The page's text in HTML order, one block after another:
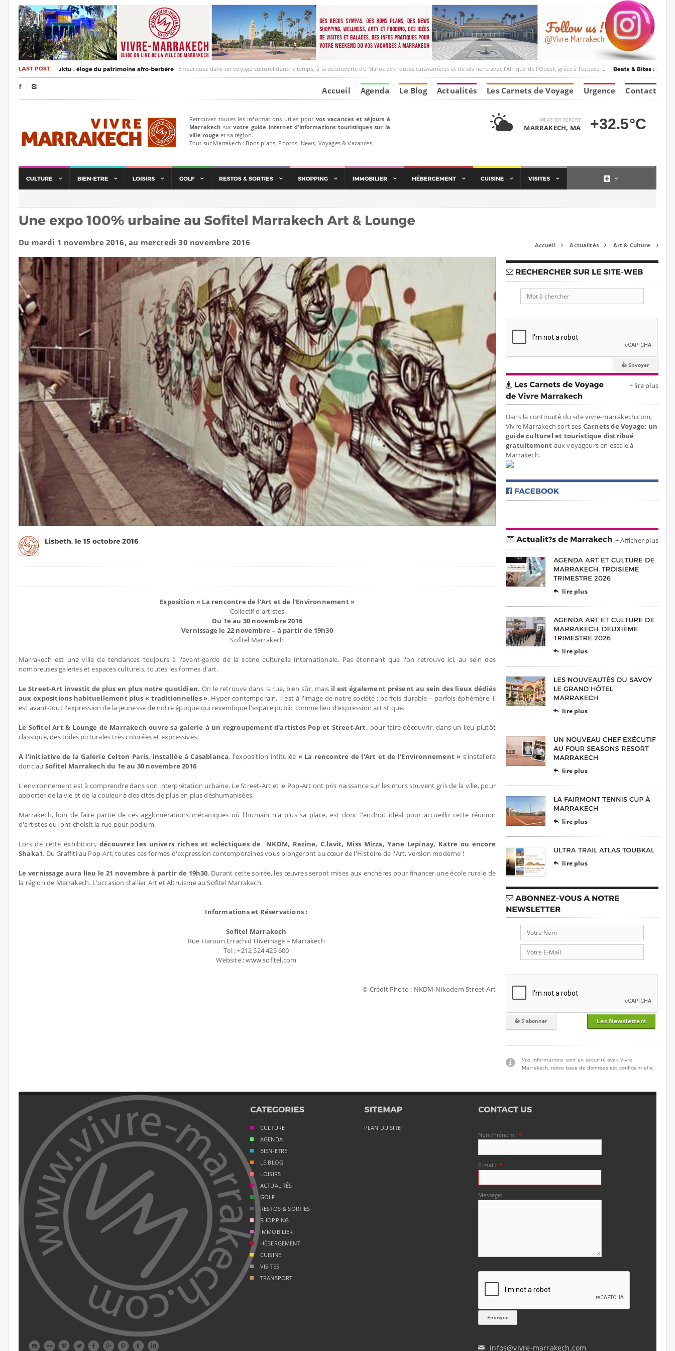
Embarquez dans un voyage culturel dans le temps, à la découverte du Maroc des routes caravanières et de ses liens avec l’Afrique de l’Ouest, grâce à l’espace Marrakesh-Tumbuktu.
  Accueil Agenda Le Blog Actualités Les Carnets de Voyage Urgence Contact
Retrouvez toutes les informations utiles pour vos vacances et séjours à
Marrakech survotre guide internet d’informations touristiques sur la
ville rouge et sa région.
Tout sur Marrakech : Bons plans, Photos, News, Voyages & Vacances
WEATHER REPORT
MARRAKECH, MA +32.5°C
Du mardi 1 novembre 2016, au mercredi 30 novembre 2016
Exposition « La rencontre de l'Art et de l'Environnement »
Collectif d'artistes
Du 1e au 30 novembre 2016
Vernissage le 22 novembre – à partir de 19h30
Sofitel Marrakech
Marrakech est une ville de tendances toujours à l'avant-garde de la scène culturelle internationale. Pas étonnant que l'on retrouve ici, au sein des
nombreuses galeries et espaces culturels, toutes les formes d'art.
Le Street-Art investit de plus en plus notre quotidien. On le retrouve dans la rue, bien sûr, mais il est également présent au sein des lieux dédiés
aux expositions habituellement plus « traditionnelles ». Hyper contemporain, il est à l'image de notre société : parfois durable – parfois éphémère, il
est avant-tout l'expression de la jeunesse de notre époque qui revendique l'espace public comme lieu d'expression artistique.
Le Sofitel Art & Lounge de Marrakech ouvre sa galerie à un regroupement d'artistes Pop et Street-Art, pour faire découvrir, dans un lieu plutôt
classique, des toiles picturales très colorées et expressives.
A l'initiative de la Galerie Celton Paris, installée à Casablanca, l'exposition intitulée « La rencontre de l'Art et de l'Environnement » s'installera
donc au Sofitel Marrakech du 1e au 30 novembre 2016.
L'environnement est à comprendre dans son interprétation urbaine. Le Street-Art et le Pop-Art ont pris naissance sur les murs souvent gris de la ville, pour
apporter de la vie et de la couleur à des cités de plus en plus déshumanisées.
Marrakech, loin de faire partie de ces agglomérations mécaniques où l'humain n'a plus sa place, est donc l'endroit idéal pour accueillir cette réunion
d'artistes qui ont choisit la rue pour podium.
Lors de cette exhibition, découvrez les univers riches et ecléctiques de NKDM, Rezine, C.lavit, Miss Mirza, Yane Lepinay, Katre ou encore
Shaka1. Du Graffiti au Pop-Art, toutes ces formes d'expression contemporaines vous plongeront au cœur de l'Histoire de l'Art, version moderne !
Le vernissage aura lieu le 21 novembre à partir de 19h30. Durant cette soirée, les œuvres seront mises aux enchères pour financer une école rurale de
la région de Marrakech. L'occasion d'allier Art et Altruisme au Sofitel Marrakech.
Informations et Réservations :
Sofitel Marrakech
Rue Haroun Errachid Hivernage – Marrakech
Tel : +212 524 425 600
Website : www.sofitel.com
© Crédit Photo : NKDM-Nikodem Street-Art
Accueil  Actualités  Art & Culture 
+ lire plus
Dans la continuité du site vivre-marrakech.com,
Vivre Marrakech sort ses Carnets de Voyage: un
guide culturel et touristique distribué
gratuitement aux voyageurs en escale à
Marrakech.
+ Afficher plus
 lire plus
 lire plus
 lire plus
 lire plus
 lire plus
 lire plus
Les Newsletters
Vos informations sont en sécurité avec Vivre
Marrakech, notre base de données est confidentielle.
        
CULTURE
AGENDA
BIEN-ETRE
LE BLOG
LOISIRS
ACTUALITÉS
GOLF
RESTOS & SORTIES
SHOPPING
IMMOBILIER
HÉBERGEMENT
CUISINE
VISITES
TRANSPORT
PLAN DU SITE
Nom/Prénom: *
E-mail: *
Message:
✉ infos@vivre-marrakech.com